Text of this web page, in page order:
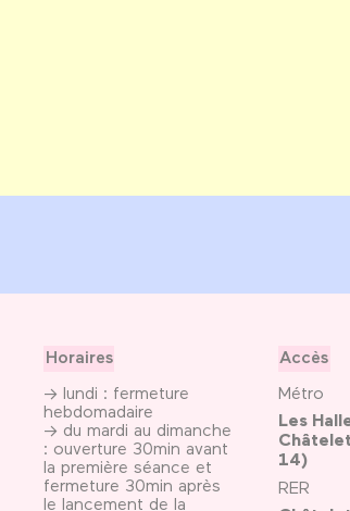
Horaires
→ lundi : fermeture
hebdomadaire
→ du mardi au dimanche
: ouverture 30min avant
la première séance et
fermeture 30min après
le lancement de la
Accès
Métro
Les
14)
RER